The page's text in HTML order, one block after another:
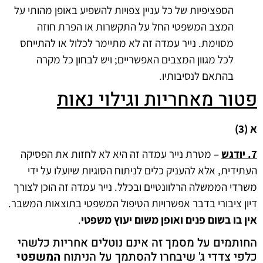
הספציפיות של כל עניין צפויות להשפיע באופן מהותי על
המצב המשפטי החל על התקשרות או הפרת חוזה
מסוימת. נייר עמדה זה לא מתיימר לכלול או להתייחס
לכל מגוון המצבים האפשריים; ויש לבחון כל מקרה
בהתאם לנסיבותיו.
פטור מאחריות וגילוי נאות
א (3)
7. יודגש
– מטרת נייר עמדה זה היא לא לחזות את הפסיקה
העתידית, אלא להעניק כלים לניתוח הסוגיות שיועלו על ידי
משרדי הממשלה הרלוונטיים ובכלל. נייר עמדה זה הוכן לצורך
דיון ציבורי בדבר אפשרויות הטיפול המשפטי בתוצאות המשבר.
אין בו בשום פנים ואופן משום יעוץ משפטי.
החותמים על מסמך זה אינם נוטלים אחריות כלשהי
כלפי צדדי ג' שיבחרו להסתמך על הניתוח המשפטי